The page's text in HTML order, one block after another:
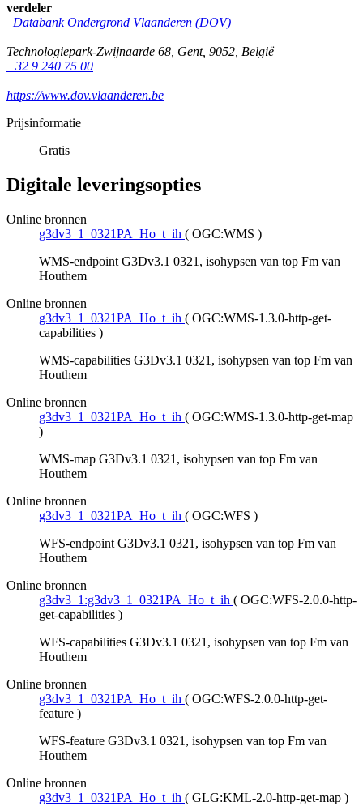
verdeler
Databank Ondergrond Vlaanderen (DOV)
Technologiepark-Zwijnaarde 68, Gent, 9052, België
+32 9 240 75 00
https://www.dov.vlaanderen.be
Prijsinformatie
Gratis
Digitale leveringsopties
Online bronnen
g3dv3_1_0321PA_Ho_t_ih ( OGC:WMS )
WMS-endpoint G3Dv3.1 0321, isohypsen van top Fm van
Houthem
Online bronnen
g3dv3_1_0321PA_Ho_t_ih ( OGC:WMS-1.3.0-http-get-
capabilities )
WMS-capabilities G3Dv3.1 0321, isohypsen van top Fm van
Houthem
Online bronnen
g3dv3_1_0321PA_Ho_t_ih ( OGC:WMS-1.3.0-http-get-map
)
WMS-map G3Dv3.1 0321, isohypsen van top Fm van
Houthem
Online bronnen
g3dv3_1_0321PA_Ho_t_ih ( OGC:WFS )
WFS-endpoint G3Dv3.1 0321, isohypsen van top Fm van
Houthem
Online bronnen
g3dv3_1:g3dv3_1_0321PA_Ho_t_ih ( OGC:WFS-2.0.0-http-
get-capabilities )
WFS-capabilities G3Dv3.1 0321, isohypsen van top Fm van
Houthem
Online bronnen
g3dv3_1_0321PA_Ho_t_ih ( OGC:WFS-2.0.0-http-get-
feature )
WFS-feature G3Dv3.1 0321, isohypsen van top Fm van
Houthem
Online bronnen
g3dv3_1_0321PA_Ho_t_ih ( GLG:KML-2.0-http-get-map )